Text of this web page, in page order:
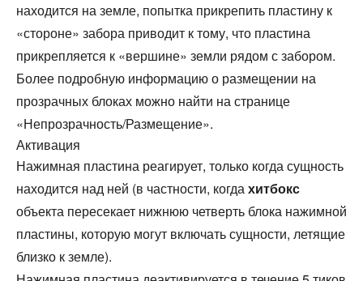
находится на земле, попытка прикрепить пластину к
«стороне» забора приводит к тому, что пластина
прикрепляется к «вершине» земли рядом с забором.
Более подробную информацию о размещении на
прозрачных блоках можно найти на странице
«Непрозрачность/Размещение».
Активация
Нажимная пластина реагирует, только когда сущность
находится над ней (в частности, когдахитбокс
объекта пересекает нижнюю четверть блока нажимной
пластины, которую могут включать сущности, летящие
близко к земле).